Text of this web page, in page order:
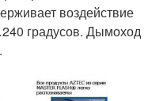
воздействие
градусов. Дымоход